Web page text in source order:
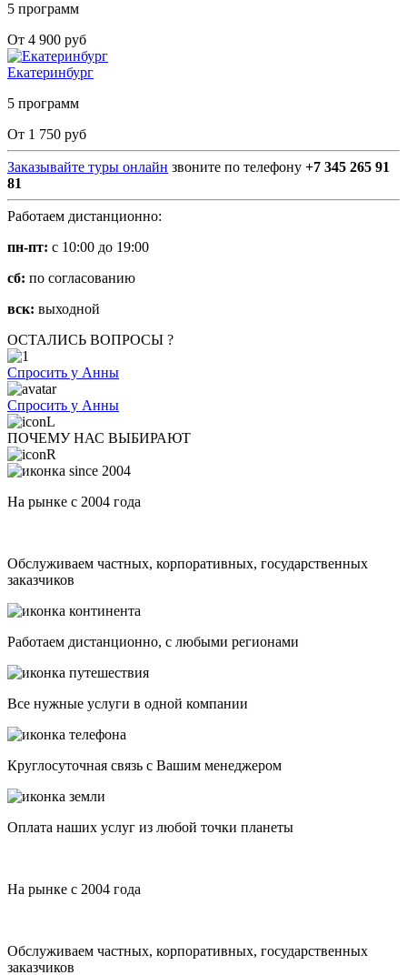
5 программ
От 4 900 руб
Екатеринбург
5 программ
От 1 750 руб
Заказывайте туры онлайн звоните по телефону +7 345 265 91
81
Работаем дистанционно:
пн-пт: с 10:00 до 19:00
сб: по согласованию
вск: выходной
ОСТАЛИСЬ ВОПРОСЫ ?
Спросить у Анны
Спросить у Анны
ПОЧЕМУ НАС ВЫБИРАЮТ
На рынке с 2004 года
Обслуживаем частных, корпоративных, государственных
заказчиков
Работаем дистанционно, с любыми регионами
Все нужные услуги в одной компании
Круглосуточная связь с Вашим менеджером
Оплата наших услуг из любой точки планеты
На рынке с 2004 года
Обслуживаем частных, корпоративных, государственных
заказчиков